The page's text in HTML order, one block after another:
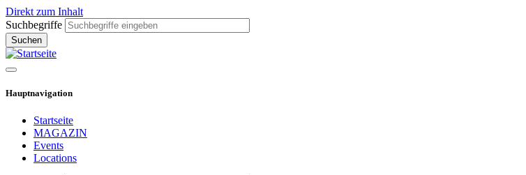
Direkt zum Inhalt
Suchbegriffe
Hauptnavigation
Startseite
MAGAZIN
Events
Locations